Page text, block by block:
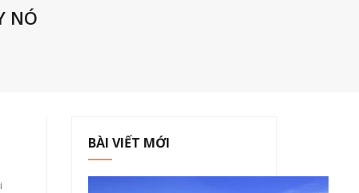
NÓ
BÀI VIẾT MỚI